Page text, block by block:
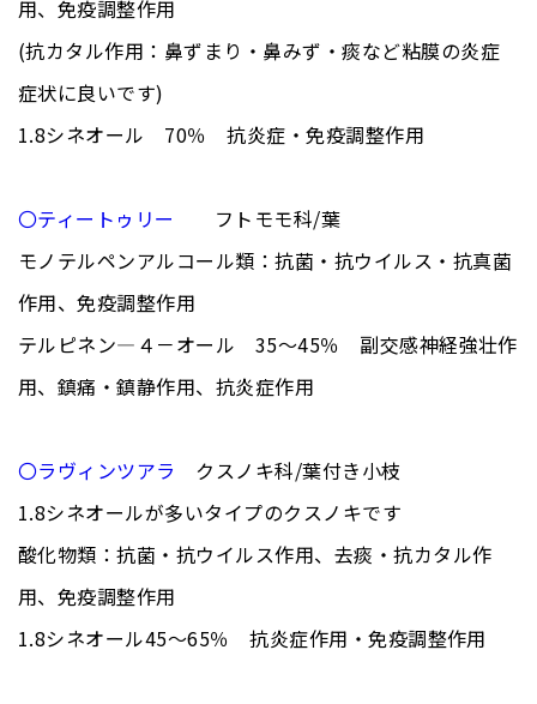
用、免疫調整作用
(抗カタル作用：鼻ずまり・鼻みず・痰など粘膜の炎症
症状に良いです)
1.8シネオール 70％ 抗炎症・免疫調整作用
〇ティートゥリー
フトモモ科/葉
モノテルペンアルコール類：抗菌・抗ウイルス・抗真菌
作用、免疫調整作用
テルピネン―４－オール 35～45％ 副交感神経強壮作
用、鎮痛・鎮静作用、抗炎症作用
〇ラヴィンツアラ
クスノキ科/葉付き小枝
1.8シネオールが多いタイプのクスノキです
酸化物類：抗菌・抗ウイルス作用、去痰・抗カタル作
用、免疫調整作用
1.8シネオール45～65％ 抗炎症作用・免疫調整作用